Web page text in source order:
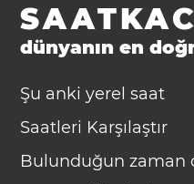
dünyanın en
Şu anki yerel saat
Saatleri Karşılaştır
Bulunduğun zaman